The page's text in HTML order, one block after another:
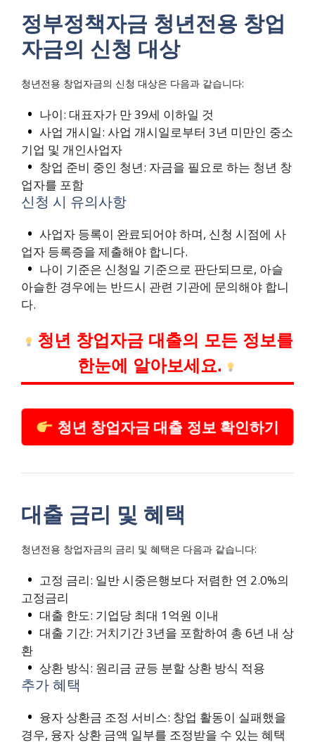
정부정책자금 청년전용 창업
자금의 신청 대상
청년전용 창업자금의 신청 대상은 다음과 같습니다:
나이: 대표자가 만 39세 이하일 것
사업 개시일: 사업 개시일로부터 3년 미만인 중소
기업 및 개인사업자
창업 준비 중인 청년: 자금을 필요로 하는 청년 창
업자를 포함
신청 시 유의사항
사업자 등록이 완료되어야 하며, 신청 시점에 사
업자 등록증을 제출해야 합니다.
나이 기준은 신청일 기준으로 판단되므로, 아슬
아슬한 경우에는 반드시 관련 기관에 문의해야 합니
다.
청년 창업자금 대출의 모든 정보를
한눈에 알아보세요.
청년 창업자금 대출 정보 확인하기
대출 금리 및 혜택
청년전용 창업자금의 금리 및 혜택은 다음과 같습니다:
고정 금리: 일반 시중은행보다 저렴한 연 2.0%의
고정금리
대출 한도: 기업당 최대 1억원 이내
대출 기간: 거치기간 3년을 포함하여 총 6년 내 상
환
상환 방식: 원리금 균등 분할 상환 방식 적용
추가 혜택
융자 상환금 조정 서비스: 창업 활동이 실패했을
경우, 융자 상환 금액 일부를 조정받을 수 있는 혜택